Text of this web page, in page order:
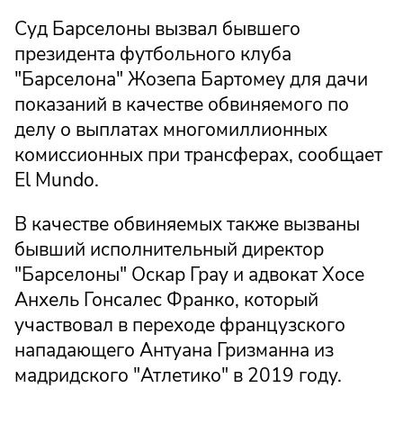
Суд Барселоны вызвал бывшего
президента футбольного клуба
"Барселона" Жозепа Бартомеу для дачи
показаний в качестве обвиняемого по
делу о выплатах многомиллионных
комиссионных при трансферах, сообщает
El Mundo.
В качестве обвиняемых также вызваны
бывший исполнительный директор
"Барселоны" Оскар Грау и адвокат Хосе
Анхель Гонсалес Франко, который
участвовал в переходе французского
нападающего Антуана Гризманна из
мадридского "Атлетико" в 2019 году.